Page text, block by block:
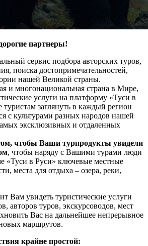
партнеры!
сервис подбора авторских туров,
поиска достопримечательностей,
нашей Великой страны.
и многонациональная страна в Мире,
услуги на платформу «Туси в
заглянуть в каждый регион
с культурами разных народов нашей
эксклюзивных и отдаленных
чтобы Ваши турпродукты увидели
, чтобы наряду с Вашими турами люди
«Туси в Руси» ключевые местные
места для отдыха – озера, реки,
Вам увидеть туристические услуги
авторов туров, экскурсоводов, мест
Вас на дальнейшее непрерывное
маршрутов.
крайне простой: